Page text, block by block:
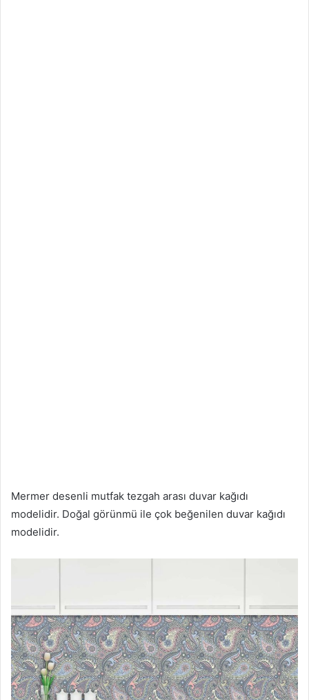
Mermer desenli mutfak tezgah arası duvar kağıdı
modelidir. Doğal görünmü ile çok beğenilen duvar kağıdı
modelidir.